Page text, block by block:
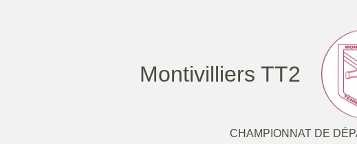
Montivilliers TT2
CHAMPIONNAT DE